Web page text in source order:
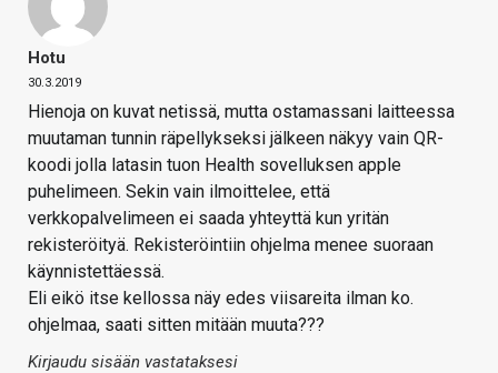
Hotu
30.3.2019
Hienoja on kuvat netissä, mutta ostamassani laitteessa
muutaman tunnin räpellykseksi jälkeen näkyy vain QR-
koodi jolla latasin tuon Health sovelluksen apple
puhelimeen. Sekin vain ilmoittelee, että
verkkopalvelimeen ei saada yhteyttä kun yritän
rekisteröityä. Rekisteröintiin ohjelma menee suoraan
käynnistettäessä.
Eli eikö itse kellossa näy edes viisareita ilman ko.
ohjelmaa, saati sitten mitään muuta???
Kirjaudu sisään vastataksesi